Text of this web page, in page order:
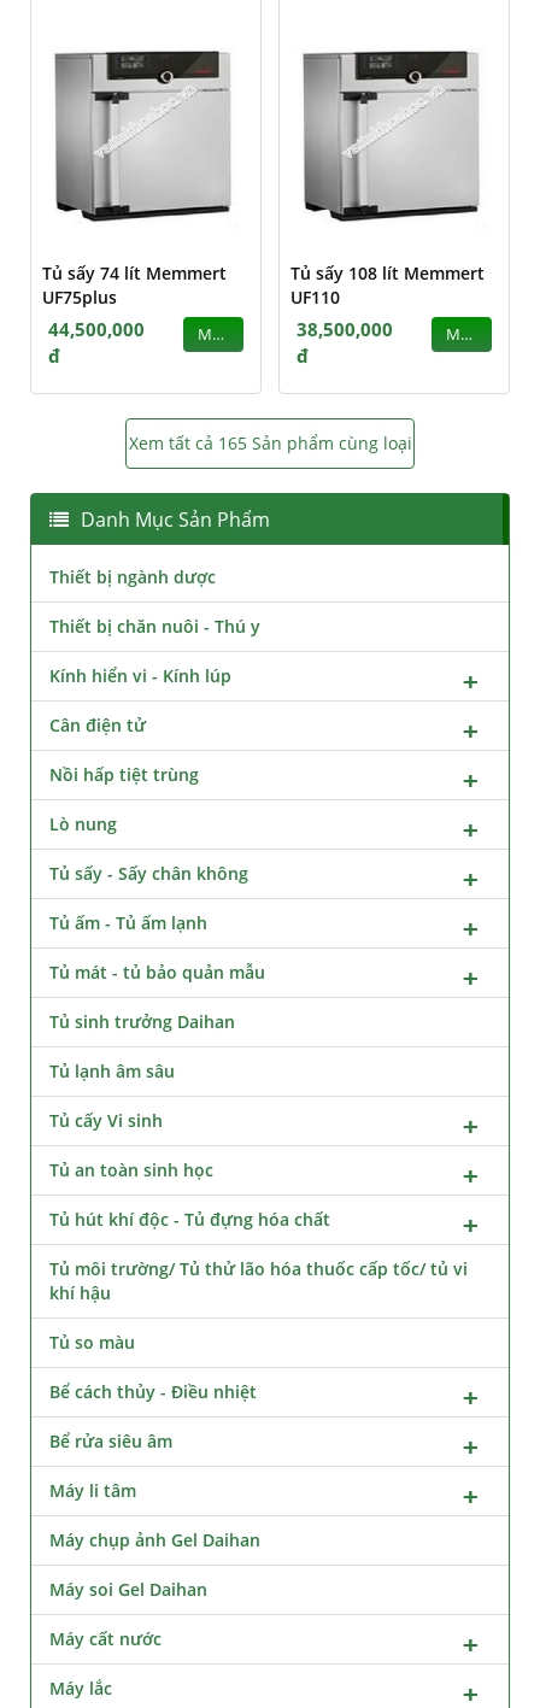
Tủ sấy 74 lít Memmert
UF75plus
44,500,000
đ
MUA
Tủ sấy 108 lít Memmert
UF110
38,500,000
đ
MUA
Xem tất cả 165 Sản phẩm cùng loại
Danh Mục Sản Phẩm
Thiết bị ngành dược
Thiết bị chăn nuôi - Thú y
Kính hiển vi - Kính lúp
Cân điện tử
Nồi hấp tiệt trùng
Lò nung
Tủ sấy - Sấy chân không
Tủ ấm - Tủ ấm lạnh
Tủ mát - tủ bảo quản mẫu
Tủ sinh trưởng Daihan
Tủ lạnh âm sâu
Tủ cấy Vi sinh
Tủ an toàn sinh học
Tủ hút khí độc - Tủ đựng hóa chất
Tủ môi trường/ Tủ thử lão hóa thuốc cấp tốc/ tủ vi
khí hậu
Tủ so màu
Bể cách thủy - Điều nhiệt
Bể rửa siêu âm
Máy li tâm
Máy chụp ảnh Gel Daihan
Máy soi Gel Daihan
Máy cất nước
Máy lắc